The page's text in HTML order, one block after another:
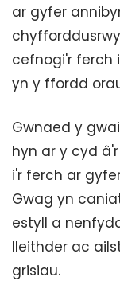
ar gyfer
cefnogi'r ferch
yn y ffordd
Gwnaed y
hyn ar y cyd
i'r ferch ar
Gwag yn
estyll a
lleithder ac
grisiau.